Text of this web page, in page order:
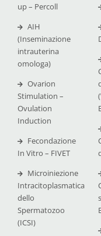
up – Percoll
AIH
(Inseminazione
intrauterina
omologa)
Ovarion
Stimulation –
Ovulation
Induction
Fecondazione
In Vitro – FIVET
Microiniezione
Intracitoplasmatica
dello
Spermatozoo
(ICSI)